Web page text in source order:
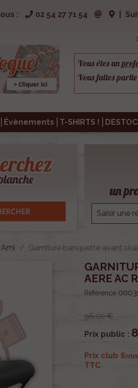
: 02 54 27 71 54
Vous êtes un
Vous faites partie
Évènements T-SHIRTS !
un
Garniture banquette avant
AERE AC
Référence
96,00 €
Prix public :
Prix club
TTC